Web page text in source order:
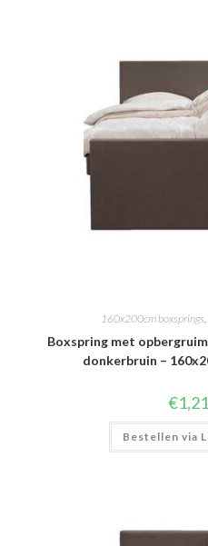
160x200cm boxsprings
Boxspring met
donkerbruin –
€
Bestellen via